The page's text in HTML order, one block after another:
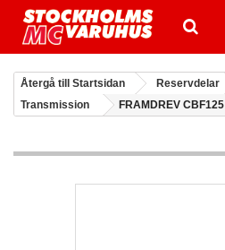
Återgå till Startsidan Reservdelar
Transmission
FRAMDREV CBF125